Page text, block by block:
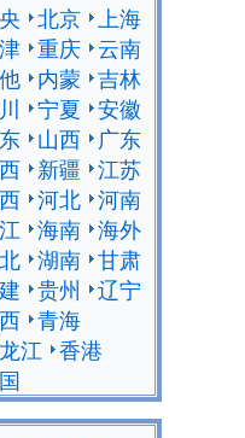
北京
上海
重庆 云南
内蒙 吉林
宁夏 安徽
山西
广东
新疆 江苏
河北 河南
海南 海外
湖南 甘肃
贵州
辽宁
青海
江 香港